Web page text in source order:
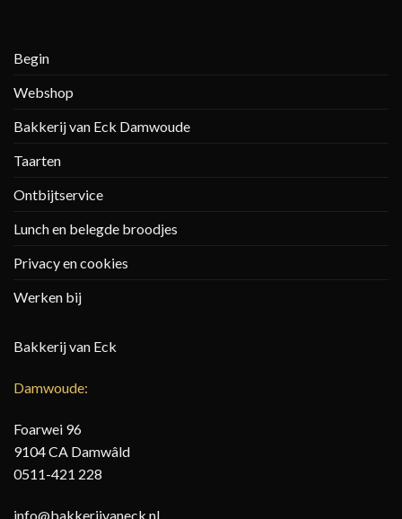
Begin
Webshop
Bakkerij van Eck Damwoude
Taarten
Ontbijtservice
Lunch en belegde broodjes
Privacy en cookies
Werken bij
Bakkerij van Eck
Damwoude:
Foarwei 96
9104 CA Damwâld
0511-421 228
info@bakkerijvaneck.nl